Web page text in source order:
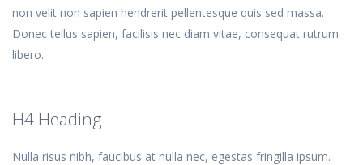
non velit non sapien hendrerit pellentesque quis sed massa.
Donec tellus sapien, facilisis nec diam vitae, consequat rutrum
libero.
H4 Heading
Nulla risus nibh, faucibus at nulla nec, egestas fringilla ipsum.